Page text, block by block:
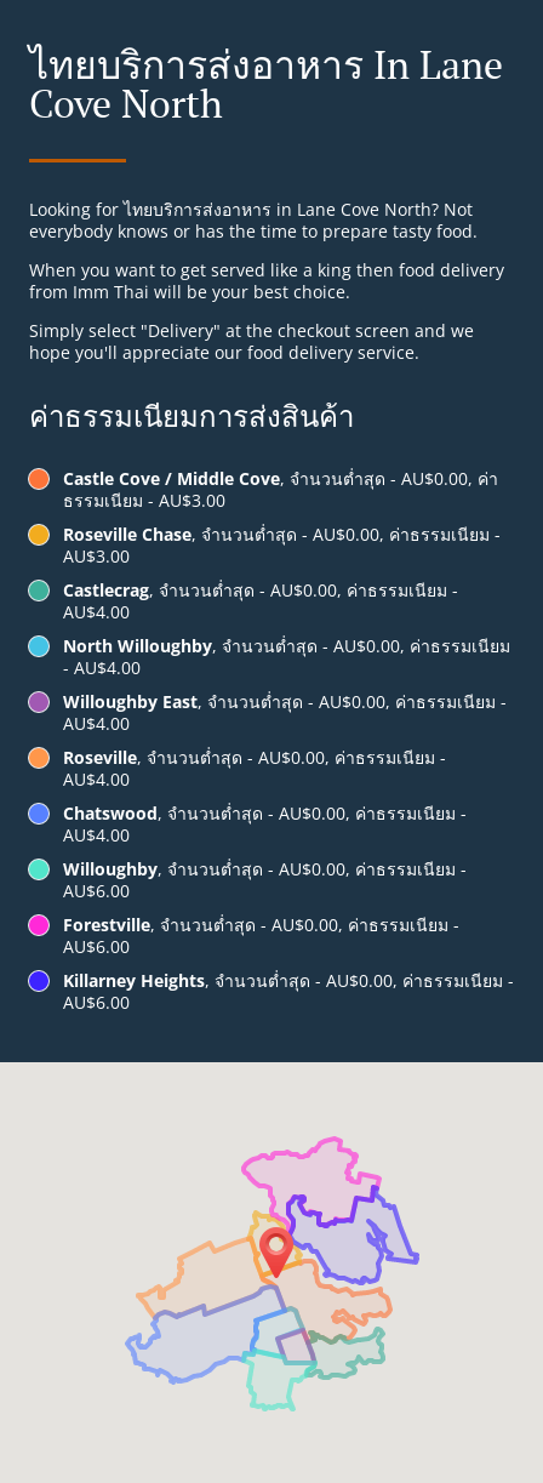
ไทยบริการส่งอาหาร In Lane
Cove North
Looking for ไทยบริการส่งอาหาร in Lane Cove North? Not
everybody knows or has the time to prepare tasty food.
When you want to get served like a king then food delivery
from Imm Thai will be your best choice.
Simply select "Delivery" at the checkout screen and we
hope you'll appreciate our food delivery service.
ค่าธรรมเนียมการส่งสินค้า
Castle Cove / Middle Cove, จำนวนต่ำสุด - AU$0.00, ค่า
ธรรมเนียม - AU$3.00
Roseville Chase, จำนวนต่ำสุด - AU$0.00, ค่าธรรมเนียม -
AU$3.00
Castlecrag, จำนวนต่ำสุด - AU$0.00, ค่าธรรมเนียม -
AU$4.00
North Willoughby, จำนวนต่ำสุด - AU$0.00, ค่าธรรมเนียม
- AU$4.00
Willoughby East, จำนวนต่ำสุด - AU$0.00, ค่าธรรมเนียม -
AU$4.00
Roseville, จำนวนต่ำสุด - AU$0.00, ค่าธรรมเนียม -
AU$4.00
Chatswood, จำนวนต่ำสุด - AU$0.00, ค่าธรรมเนียม -
AU$4.00
Willoughby, จำนวนต่ำสุด - AU$0.00, ค่าธรรมเนียม -
AU$6.00
Forestville, จำนวนต่ำสุด - AU$0.00, ค่าธรรมเนียม -
AU$6.00
Killarney Heights, จำนวนต่ำสุด - AU$0.00, ค่าธรรมเนียม -
AU$6.00